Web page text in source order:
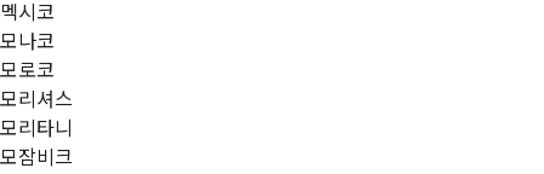
멕시코
모나코
모로코
모리셔스
모리타니
모잠비크